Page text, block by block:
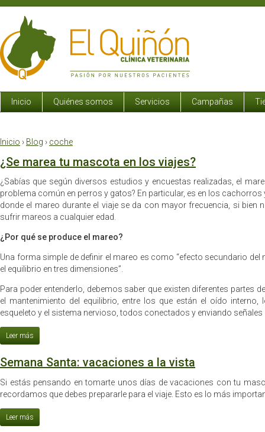
Inicio Quiénes somos Servicios Campañas
Inicio › Blog › coche
¿Se marea tu mascota en los viajes?
¿Sabías que según diversos estudios y encuestas realizadas, el
problema común en perros y gatos? En particular, es en los cachorros
donde el mareo durante el viaje se da con mayor frecuencia, si bien
sufrir mareos a cualquier edad.
¿Por qué se produce el mareo?
Una forma simple de definir el mareo es como “efecto secundario
el equilibrio en tres dimensiones”.
Para poder entenderlo, debemos saber que existen diferentes partes
el mantenimiento del equilibrio, entre los que están el oído
esqueleto y el sistema nervioso, todos conectados y enviando señales
Semana Santa: vacaciones a la vista
Si estás pensando en tomarte unos días de vacaciones con tu
recordamos que debes prepararle para el viaje. Esto es lo más